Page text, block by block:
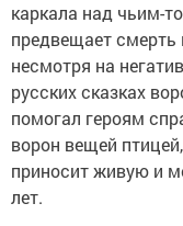
каркала над чьим-
предвещает
несмотря на
русских сказках
помогал героям
ворон вещей
приносит живую и
лет.